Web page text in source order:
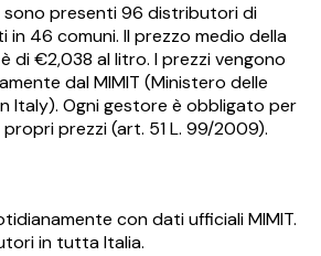
sono presenti96 distributori di
in 46 comuni. Il prezzo medio della
di €2,038 al litro. I prezzi vengono
dal MIMIT (Ministero delle
Italy). Ogni gestore è obbligato per
prezzi (art. 51 L. 99/2009).
con dati ufficiali MIMIT.
in tutta Italia.